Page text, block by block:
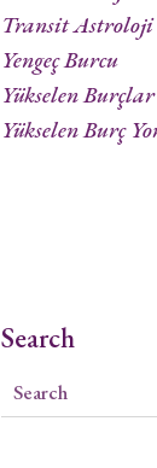
Transit Astroloji
Yengeç Burcu
Yükselen Burçlar
Yükselen Burç
Search